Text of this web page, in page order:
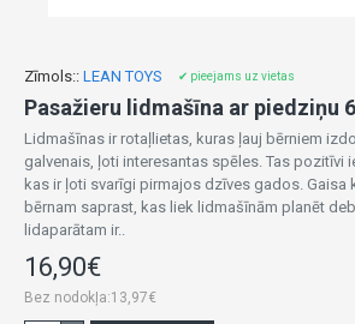
Zīmols:: LEAN TOYS ✔ pieejams uz vietas
Pasažieru lidmašīna ar piedziņu
Lidmašīnas ir rotaļlietas, kuras ļauj bērniem
galvenais, ļoti interesantas spēles. Tas pozitīvi
kas ir ļoti svarīgi pirmajos dzīves gados. Gaisa
bērnam saprast, kas liek lidmašīnām planēt
lidaparātam ir..
16,90€
Bez nodokļa:13,97€